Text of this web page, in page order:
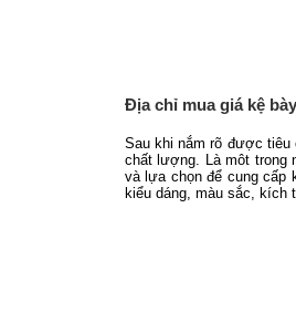
Địa chỉ mua giá kệ
Sau khi nắm rõ được
chất lượng. Là môt trong
và lựa chọn để cung cấp
kiểu dáng, màu sắc, kích